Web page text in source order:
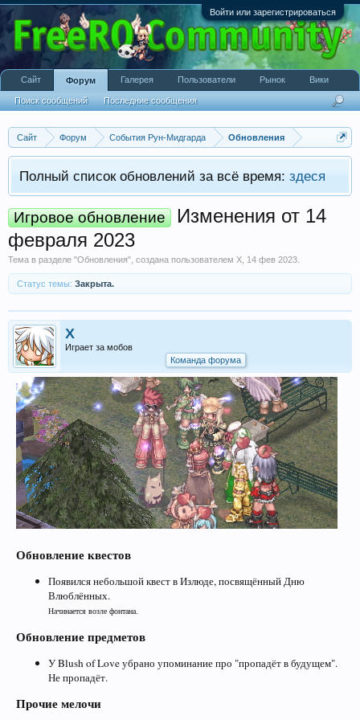
Войти или зарегистрироваться
Сайт Форум События Рун-Мидгарда Обновления
Полный список обновлений за всё время: здеся
Игровое обновление
Изменения от 14
февраля 2023
Тема в разделе "Обновления", создана пользователем X 14 фев 2023
Статус темы: Закрыта.
X
Играет за мобов
Команда форума
Обновление квестов
Появился небольшой квест в Излюде, посвящённый Дню
Влюблённых.
Начинается возле фонтана.
Обновление предметов
У Blush of Love убрано упоминание про "пропадёт в будущем".
Не пропадёт.
Прочие мелочи
Сайт Форум
Поиск сообщений Последние сообщения
Галерея Пользователи Рынок Вики